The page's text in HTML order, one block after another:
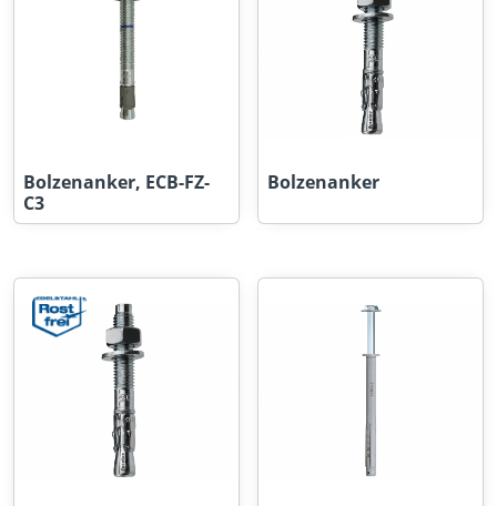
Bolzenanker, ECB-FZ-
C3
Bolzenanker